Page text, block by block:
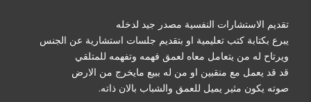
تقديم الاستشارات النفسية مصدر جيد لدخله
يبرع بكتابة كتب تعليمية او بتقديم جلسات استشارية عن الجنس
ويرتاح له من يتعامل معاه لعمق فهمه وتفهمه للمتلقي
قد قد يعمل مع منقبين او من له ببيع مايخرج من الارض
صوته يكون مثير يميل للعمق والشباب بالان ذاته.